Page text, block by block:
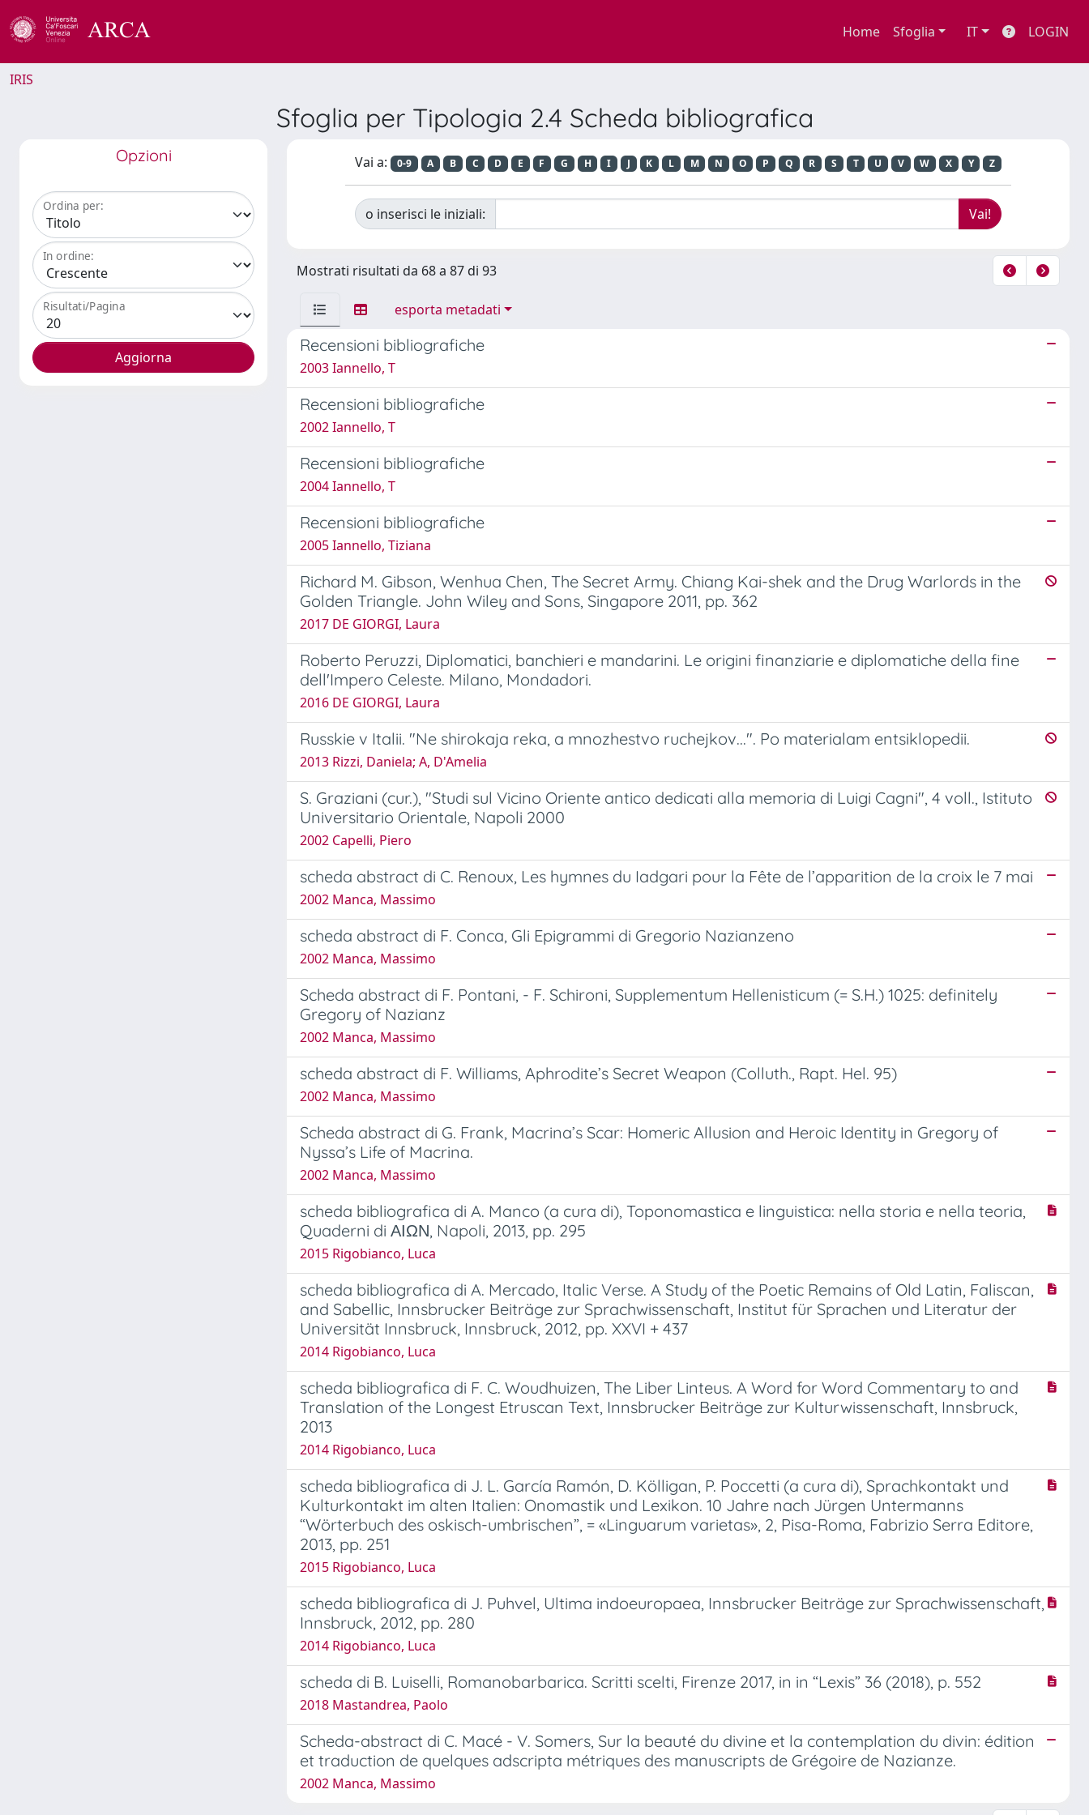
Home Sfoglia IT LOGIN
IRIS
Sfoglia per Tipologia 2.4 Scheda bibliografica
Opzioni
Ordina per:
In ordine:
Risultati/Pagina
Vai a: 0-9 A B C D E F G H I J K L M N O P Q R S T U V W X Y Z
o inserisci le iniziali:
Mostrati risultati da 68 a 87 di 93
esporta metadati
Recensioni bibliografiche
2003 Iannello, T
Recensioni bibliografiche
2002 Iannello, T
Recensioni bibliografiche
2004 Iannello, T
Recensioni bibliografiche
2005 Iannello, Tiziana
Richard M. Gibson, Wenhua Chen, The Secret Army. Chiang Kai-shek and the Drug Warlords in the
Golden Triangle. John Wiley and Sons, Singapore 2011, pp. 362
2017 DE GIORGI, Laura
Roberto Peruzzi, Diplomatici, banchieri e mandarini. Le origini finanziarie e diplomatiche della fine
dell'Impero Celeste. Milano, Mondadori.
2016 DE GIORGI, Laura
Russkie v Italii. "Ne shirokaja reka, a mnozhestvo ruchejkov...". Po materialam entsiklopedii.
2013 Rizzi, Daniela; A, D'Amelia
S. Graziani (cur.), "Studi sul Vicino Oriente antico dedicati alla memoria di Luigi Cagni", 4 voll., Istituto
Universitario Orientale, Napoli 2000
2002 Capelli, Piero
scheda abstract di C. Renoux, Les hymnes du Iadgari pour la Fête de l’apparition de la croix le 7 mai
2002 Manca, Massimo
scheda abstract di F. Conca, Gli Epigrammi di Gregorio Nazianzeno
2002 Manca, Massimo
Scheda abstract di F. Pontani, - F. Schironi, Supplementum Hellenisticum (= S.H.) 1025: definitely
Gregory of Nazianz
2002 Manca, Massimo
scheda abstract di F. Williams, Aphrodite’s Secret Weapon (Colluth., Rapt. Hel. 95)
2002 Manca, Massimo
Scheda abstract di G. Frank, Macrina’s Scar: Homeric Allusion and Heroic Identity in Gregory of
Nyssa’s Life of Macrina.
2002 Manca, Massimo
scheda bibliografica di A. Manco (a cura di), Toponomastica e linguistica: nella storia e nella teoria,
Quaderni di ΑΙΩΝ, Napoli, 2013, pp. 295
2015 Rigobianco, Luca
scheda bibliografica di A. Mercado, Italic Verse. A Study of the Poetic Remains of Old Latin, Faliscan,
and Sabellic, Innsbrucker Beiträge zur Sprachwissenschaft, Institut für Sprachen und Literatur der
Universität Innsbruck, Innsbruck, 2012, pp. XXVI + 437
2014 Rigobianco, Luca
scheda bibliografica di F. C. Woudhuizen, The Liber Linteus. A Word for Word Commentary to and
Translation of the Longest Etruscan Text, Innsbrucker Beiträge zur Kulturwissenschaft, Innsbruck,
2013
2014 Rigobianco, Luca
scheda bibliografica di J. L. García Ramón, D. Kölligan, P. Poccetti (a cura di), Sprachkontakt und
Kulturkontakt im alten Italien: Onomastik und Lexikon. 10 Jahre nach Jürgen Untermanns
“Wörterbuch des oskisch-umbrischen”, = «Linguarum varietas», 2, Pisa-Roma, Fabrizio Serra Editore,
2013, pp. 251
2015 Rigobianco, Luca
scheda bibliografica di J. Puhvel, Ultima indoeuropaea, Innsbrucker Beiträge zur Sprachwissenschaft,
Innsbruck, 2012, pp. 280
2014 Rigobianco, Luca
scheda di B. Luiselli, Romanobarbarica. Scritti scelti, Firenze 2017, in in “Lexis” 36 (2018), p. 552
2018 Mastandrea, Paolo
Scheda-abstract di C. Macé - V. Somers, Sur la beauté du divine et la contemplation du divin: édition
et traduction de quelques adscripta métriques des manuscripts de Grégoire de Nazianze.
2002 Manca, Massimo